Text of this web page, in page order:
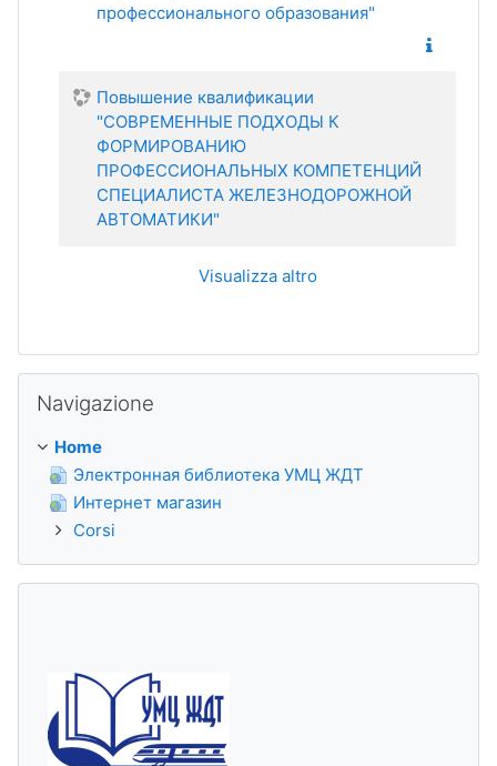
профессионального образования"
Повышение квалификации
"СОВРЕМЕННЫЕ ПОДХОДЫ К
ФОРМИРОВАНИЮ
ПРОФЕССИОНАЛЬНЫХ КОМПЕТЕНЦИЙ
СПЕЦИАЛИСТА ЖЕЛЕЗНОДОРОЖНОЙ
АВТОМАТИКИ"
Visualizza altro
Navigazione
Home
Электронная библиотека УМЦ ЖДТ
Интернет магазин
Corsi